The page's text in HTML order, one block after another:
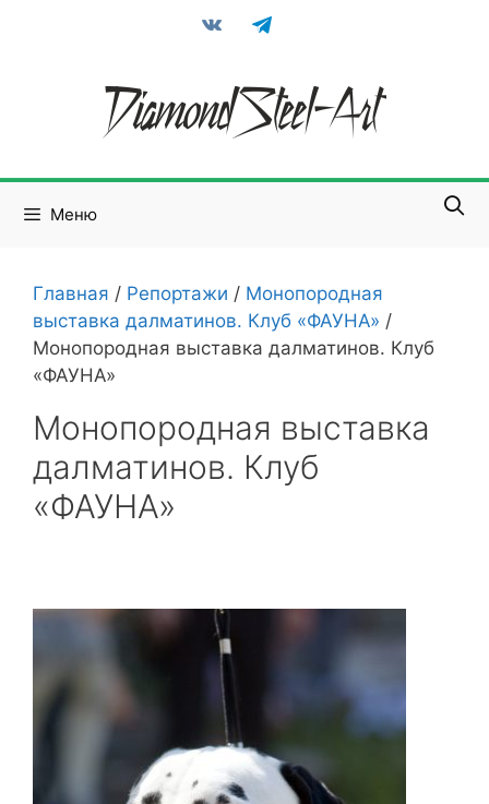
vkontaktetelegram
Меню
Главная / Репортажи / Монопородная
выставка далматинов. Клуб «ФАУНА» /
Монопородная выставка далматинов. Клуб
«ФАУНА»
Монопородная выставка
далматинов. Клуб
«ФАУНА»